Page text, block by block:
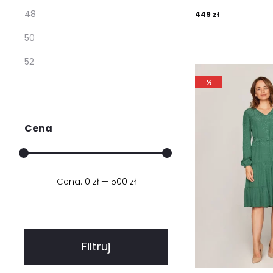
449 zł
%
48
50
52
Cena
Cena
Cena
Filtruj
Cena: 0 zł— 500 zł